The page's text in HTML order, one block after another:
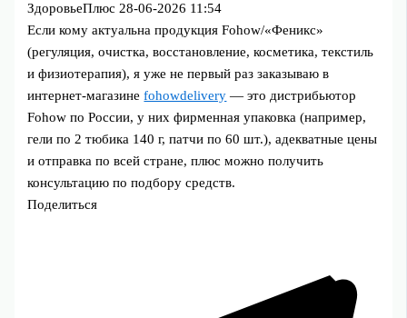
ЗдоровьеПлюс 28-06-2026 11:54
Если кому актуальна продукция Fohow/«Феникс»
(регуляция, очистка, восстановление, косметика, текстиль
и физиотерапия), я уже не первый раз заказываю в
интернет‑магазинеfohowdelivery — это дистрибьютор
Fohow по России, у них фирменная упаковка (например,
гели по 2 тюбика 140 г, патчи по 60 шт.), адекватные цены
и отправка по всей стране, плюс можно получить
консультацию по подбору средств.
Поделиться